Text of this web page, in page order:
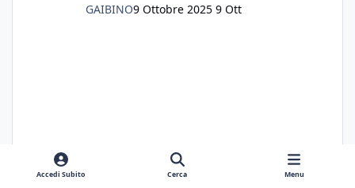
GAIBINO9 Ottobre 2025 9 Ott
9 Ottobre 2025
Accedi Subito Cerca Menu